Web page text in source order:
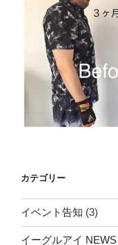
カテゴリー
イベント告知 (3)
イーグルアイ NEWS